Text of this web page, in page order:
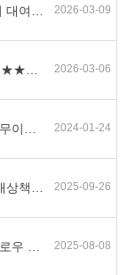
2026-03-09
2026-03-06
2024-01-24
2025-09-26
2025-08-08